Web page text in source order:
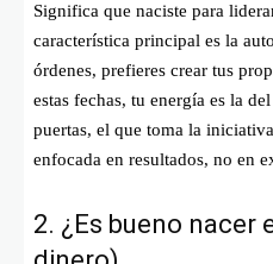
Significa que naciste para
característica principal es la
órdenes, prefieres crear tus
estas fechas, tu energía es la
puertas, el que toma la
enfocada en resultados, no en
2. ¿Es bueno nacer